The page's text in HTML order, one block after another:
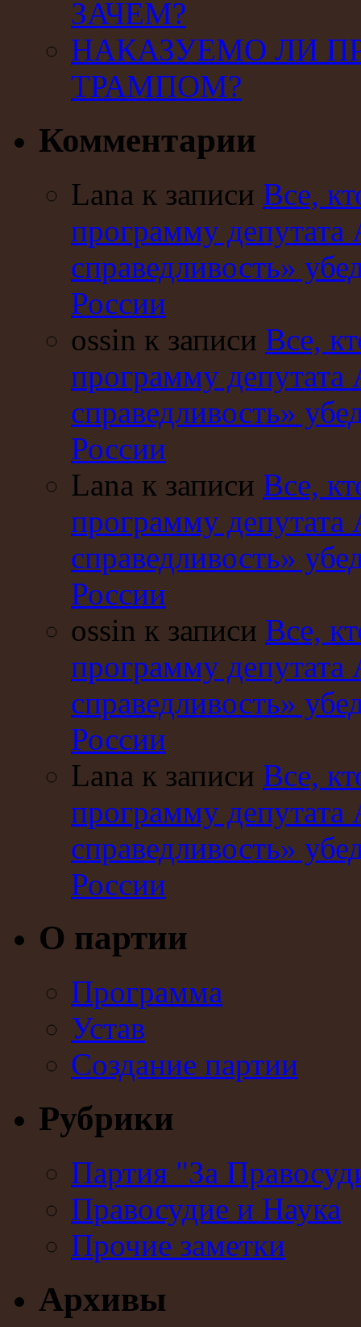
ЗАЧЕМ?
НАКАЗУЕМО ЛИ
ТРАМПОМ?
Комментарии
Lana к записи Все,
программу
справедливость»
России
ossin к записи Все,
программу
справедливость»
России
Lana к записи Все,
программу
справедливость»
России
ossin к записи Все,
программу
справедливость»
России
Lana к записи Все,
программу
справедливость»
России
О партии
Программа
Устав
Создание партии
Рубрики
Партия "За
Правосудие и Наука
Прочие заметки
Архивы